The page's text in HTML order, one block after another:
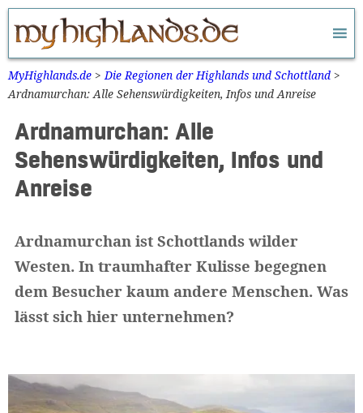
Zum
Inhalt
springen
MyHighlands.de >Die Regionen der Highlands und Schottland >
Ardnamurchan: Alle Sehenswürdigkeiten, Infos und Anreise
Ardnamurchan: Alle
Sehenswürdigkeiten, Infos und
Anreise
Ardnamurchan ist Schottlands wilder
Westen. In traumhafter Kulisse begegnen
dem Besucher kaum andere Menschen. Was
lässt sich hier unternehmen?